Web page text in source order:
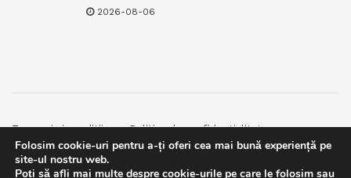
2026-08-06
Termeni si conditii
Politica de confidentialitate
Facebook
Contact
© 2019bpnews- Business & Politics Newsbpnews.
Folosim cookie-uri pentru a-ți oferi cea mai bună experiență pe
site-ul nostru web.
Poți să afli mai multe despre cookie-urile pe care le folosim sau